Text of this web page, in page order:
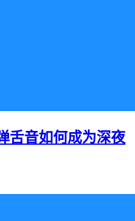
舌音如何成为深夜